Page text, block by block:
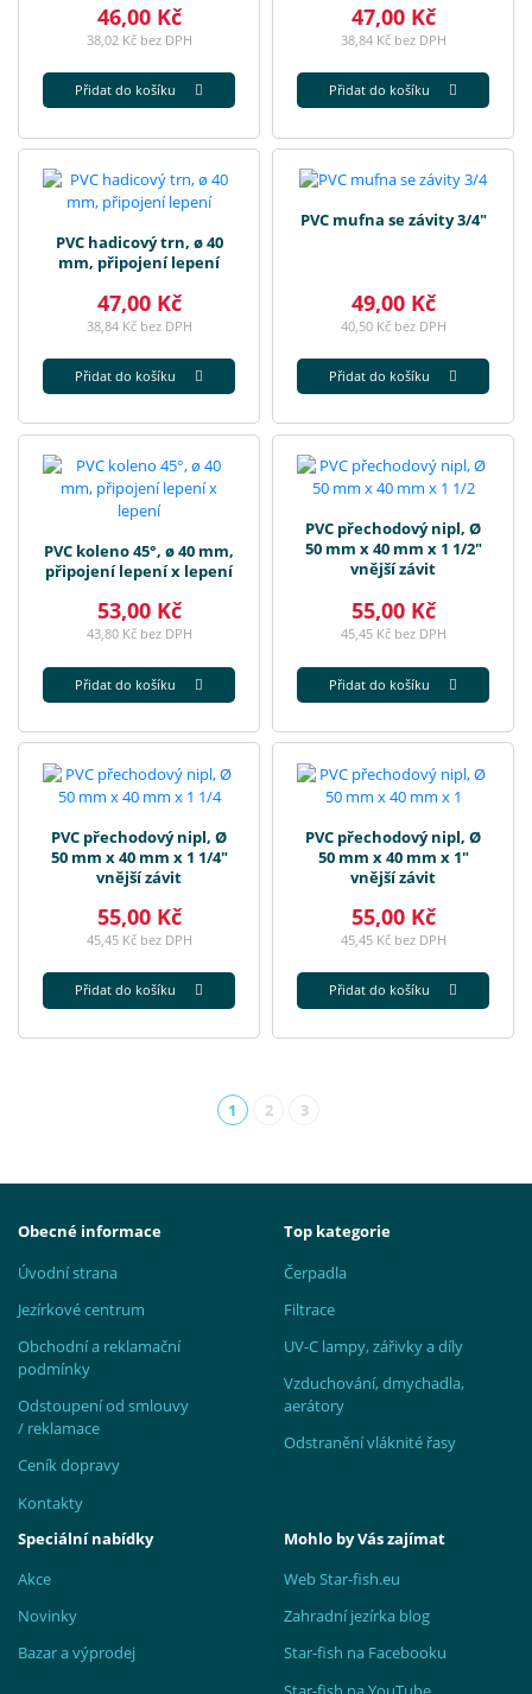
46,00 Kč
38,02 Kč bez DPH
Přidat do košíku
47,00 Kč
38,84 Kč bez DPH
Přidat do košíku
PVC hadicový trn, ø 40
mm, připojení lepení
47,00 Kč
38,84 Kč bez DPH
Přidat do košíku
PVC mufna se závity 3/4"
49,00 Kč
40,50 Kč bez DPH
Přidat do košíku
PVC koleno 45°, ø 40 mm,
připojení lepení x lepení
53,00 Kč
43,80 Kč bez DPH
Přidat do košíku
PVC přechodový nipl, Ø
50 mm x 40 mm x 1 1/2"
vnější závit
55,00 Kč
45,45 Kč bez DPH
Přidat do košíku
PVC přechodový nipl, Ø
50 mm x 40 mm x 1 1/4"
vnější závit
55,00 Kč
45,45 Kč bez DPH
Přidat do košíku
PVC přechodový nipl, Ø
50 mm x 40 mm x 1"
vnější závit
55,00 Kč
45,45 Kč bez DPH
Přidat do košíku
1(aktuální)
2 3
Obecné informace
Úvodní strana
Jezírkové centrum
Obchodní a reklamační
podmínky
Odstoupení od smlouvy
/ reklamace
Ceník dopravy
Kontakty
Top kategorie
Čerpadla
Filtrace
UV-C lampy, zářivky a díly
Vzduchování, dmychadla,
aerátory
Odstranění vláknité řasy
Speciální nabídky
Akce
Novinky
Bazar a výprodej
Mohlo by Vás zajímat
Web Star-fish.eu
Zahradní jezírka blog
Star-fish na Facebooku